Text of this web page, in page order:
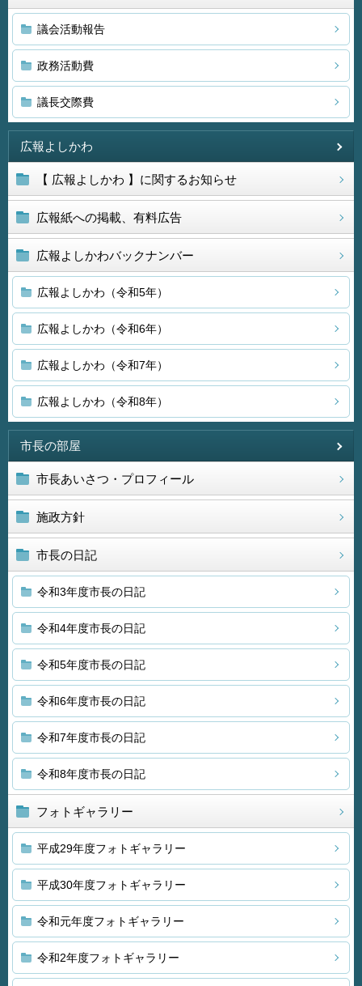
議会活動報告
政務活動費
議長交際費
広報よしかわ
【 広報よしかわ 】に関するお知らせ
広報紙への掲載、有料広告
広報よしかわバックナンバー
広報よしかわ（令和5年）
広報よしかわ（令和6年）
広報よしかわ（令和7年）
広報よしかわ（令和8年）
市長の部屋
市長あいさつ・プロフィール
施政方針
市長の日記
令和3年度市長の日記
令和4年度市長の日記
令和5年度市長の日記
令和6年度市長の日記
令和7年度市長の日記
令和8年度市長の日記
フォトギャラリー
平成29年度フォトギャラリー
平成30年度フォトギャラリー
令和元年度フォトギャラリー
令和2年度フォトギャラリー